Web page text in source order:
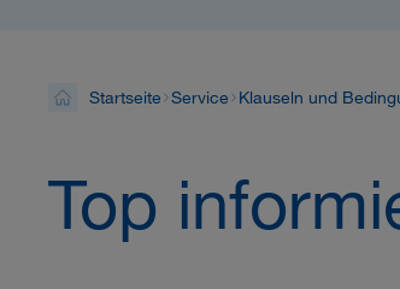
Startseite Service Klauseln und
Top